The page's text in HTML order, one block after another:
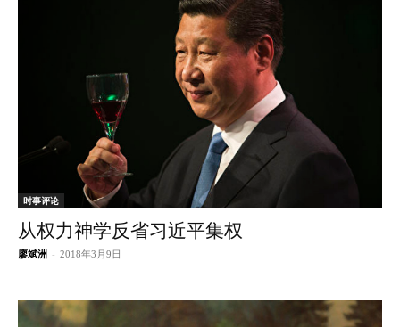
时事评论
从权力神学反省习近平集权
廖斌洲 - 2018年3月9日